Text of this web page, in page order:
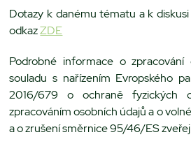
Dotazy k danému tématu a k diskusi
odkazZDE
Podrobné informace o
souladu s nařízením Evropského
2016/679 o ochraně fyzických
zpracováním osobních údajů a o
a o zrušení směrnice 95/46/ES